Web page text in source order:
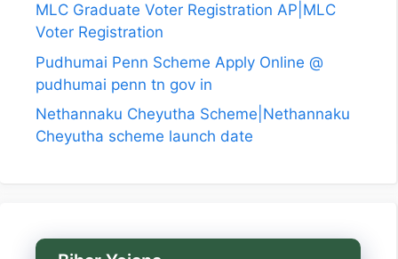
MLC Graduate Voter Registration AP|MLC
Voter Registration
Pudhumai Penn Scheme Apply Online @
pudhumai penn tn gov in
Nethannaku Cheyutha Scheme|Nethannaku
Cheyutha scheme launch date